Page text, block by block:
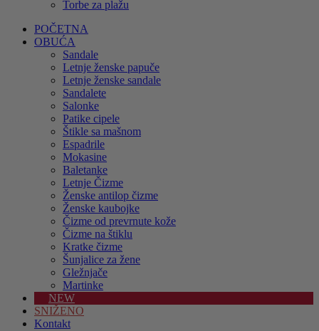
Torbe za plažu
POČETNA
OBUĆA
Sandale
Letnje ženske papuče
Letnje ženske sandale
Sandalete
Salonke
Patike cipele
Štikle sa mašnom
Espadrile
Mokasine
Baletanke
Letnje Čizme
Ženske antilop čizme
Ženske kaubojke
Čizme od prevrnute kože
Čizme na štiklu
Kratke čizme
Šunjalice za žene
Gležnjače
Martinke
NEW
SNIŽENO
Kontakt